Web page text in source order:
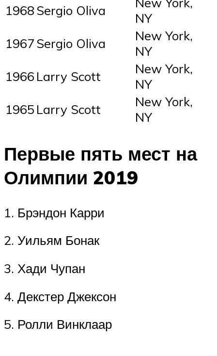
1968Sergio Oliva
NY
1967Sergio Oliva
New York,
NY
1966 Larry Scott
New York,
NY
1965 Larry Scott
New York,
NY
Первые пять мест на
Олимпии 2019
1. Брэндон Карри
2. Уильям Бонак
3. Хади Чупан
4. Декстер Джексон
5. Ролли Винклаар